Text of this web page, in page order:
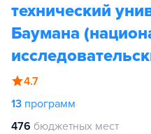
технический
Баумана
4.7
13 программ
476 бюджетных мест